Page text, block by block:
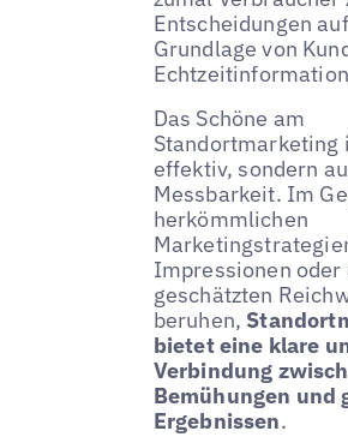
Entscheidungen
Grundlage von
Das Schöne am
Standortmarketing
effektiv, sondern
Messbarkeit. Im
herkömmlichen
Impressionen oder
geschätzten
beruhen,
bietet eine klare
Verbindung
Bemühungen und
Ergebnissen.